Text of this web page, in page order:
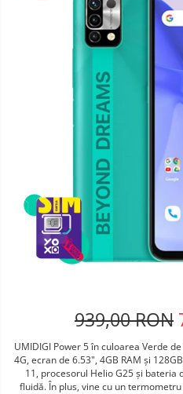
Telefoane mobile Ulefone
Telefoane mobile Unihertz
Telefoane mobile Blackview
Telefoane mobile OSCAL
Telefoane mobile Fossibot
Telefoane mobile Lagenio
Telefoane mobile Samsung
Telefoane mobile iSEN
Telefoane mobile F150
Telefoane mobile HUAWEI
Telefoane mobile iHunt
Telefoane mobile Realme
Telefoane mobile ZTE Nubia
Telefoane mobile ALTE
939,00 RON
UMIDIGI Power 5 în culoarea Verde
4G, ecran de 6.53", 4GB RAM și
11, procesorul Helio G25 și bateria
fluidă. În plus, vine cu un